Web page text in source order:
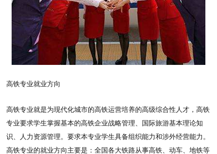
高铁专业就业方向
高铁专业就是为现代化城市的高铁运营培养的高级综合性人才，高铁
专业要求学生掌握基本的高铁企业战略管理、国际旅游基本理论知
识、人力资源管理。要求本专业学生具备组织能力和涉外经营能力。
高铁专业的就业方向主要是：全国各大铁路从事高铁、动车、地铁等